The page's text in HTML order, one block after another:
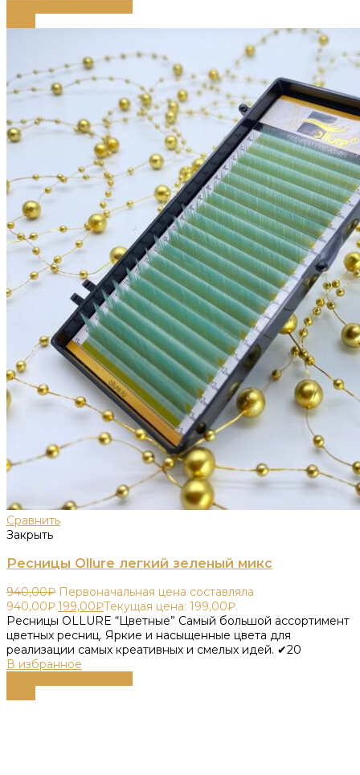
Сравнить
Закрыть
Ресницы Ollure легкий зеленый микс
940,00₽ Первоначальная цена составляла
940,00₽.199,00₽Текущая цена: 199,00₽.
Ресницы OLLURE “Цветные” Самый большой ассортимент
цветных ресниц. Яркие и насыщенные цвета для
реализации самых креативных и смелых идей. ✔20
В избранное